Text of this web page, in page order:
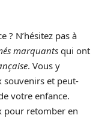
? N’hésitez pas à
marquants qui ont
. Vous y
souvenirs et peut-
votre enfance.
pour retomber en